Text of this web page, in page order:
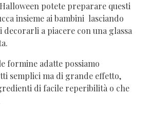
potete preparare questi
insieme ai bambini lasciando
a piacere con una glassa
formine adatte possiamo
semplici ma di grande effetto,
di facile reperibilità o che